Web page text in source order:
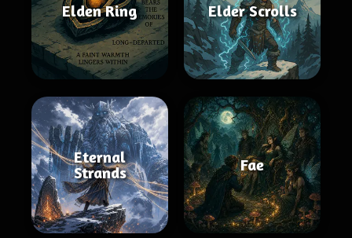
Elden Ring Elder Scrolls
Eternal
Strands
Fae